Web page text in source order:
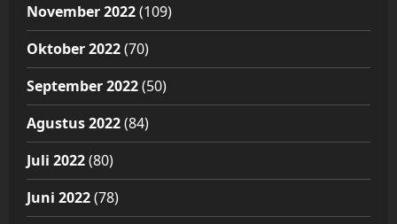
November 2022(109)
Oktober 2022(70)
September 2022(50)
Agustus 2022(84)
Juli 2022(80)
Juni 2022(78)